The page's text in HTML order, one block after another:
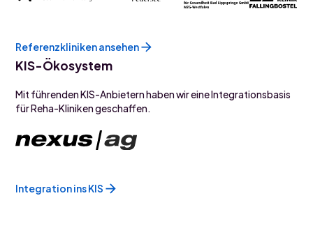
Referenzkliniken ansehen
KIS-Ökosystem
Mit führenden KIS-Anbietern haben wir eine Integrationsbasis
für Reha-Kliniken geschaffen.
Integration ins KIS